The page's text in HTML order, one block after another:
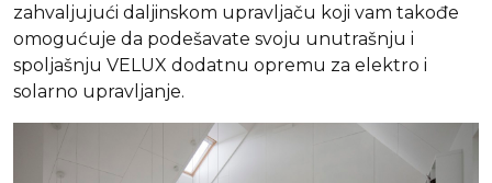
zahvaljujući daljinskom upravljaču koji vam takođe
omogućuje da podešavate svoju unutrašnju i
spoljašnju VELUX dodatnu opremu za elektro i
solarno upravljanje.